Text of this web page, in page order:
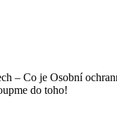
– Co je Osobní
do toho!